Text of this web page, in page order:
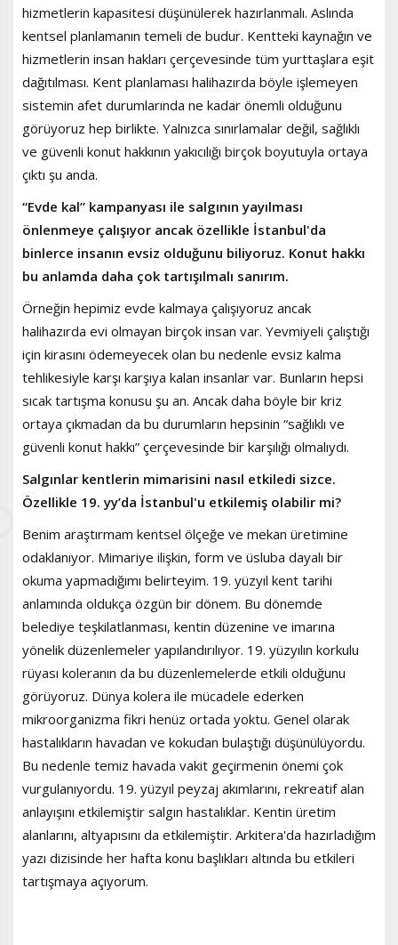
hizmetlerin kapasitesi düşünülerek hazırlanmalı. Aslında
kentsel planlamanın temeli de budur. Kentteki kaynağın ve
hizmetlerin insan hakları çerçevesinde tüm yurttaşlara eşit
dağıtılması. Kent planlaması halihazırda böyle işlemeyen
sistemin afet durumlarında ne kadar önemli olduğunu
görüyoruz hep birlikte. Yalnızca sınırlamalar değil, sağlıklı
ve güvenli konut hakkının yakıcılığı birçok boyutuyla ortaya
çıktı şu anda.
“Evde kal” kampanyası ile salgının yayılması
önlenmeye çalışıyor ancak özellikle İstanbul'da
binlerce insanın evsiz olduğunu biliyoruz. Konut hakkı
bu anlamda daha çok tartışılmalı sanırım.
Örneğin hepimiz evde kalmaya çalışıyoruz ancak
halihazırda evi olmayan birçok insan var. Yevmiyeli çalıştığı
için kirasını ödemeyecek olan bu nedenle evsiz kalma
tehlikesiyle karşı karşıya kalan insanlar var. Bunların hepsi
sıcak tartışma konusu şu an. Ancak daha böyle bir kriz
ortaya çıkmadan da bu durumların hepsinin “sağlıklı ve
güvenli konut hakkı” çerçevesinde bir karşılığı olmalıydı.
Salgınlar kentlerin mimarisini nasıl etkiledi sizce.
Özellikle 19. yy’da İstanbul'u etkilemiş olabilir mi?
Benim araştırmam kentsel ölçeğe ve mekan üretimine
odaklanıyor. Mimariye ilişkin, form ve üsluba dayalı bir
okuma yapmadığımı belirteyim. 19. yüzyıl kent tarihi
anlamında oldukça özgün bir dönem. Bu dönemde
belediye teşkilatlanması, kentin düzenine ve imarına
yönelik düzenlemeler yapılandırılıyor. 19. yüzyılın korkulu
rüyası koleranın da bu düzenlemelerde etkili olduğunu
görüyoruz. Dünya kolera ile mücadele ederken
mikroorganizma fikri henüz ortada yoktu. Genel olarak
hastalıkların havadan ve kokudan bulaştığı düşünülüyordu.
Bu nedenle temiz havada vakit geçirmenin önemi çok
vurgulanıyordu. 19. yüzyıl peyzaj akımlarını, rekreatif alan
anlayışını etkilemiştir salgın hastalıklar. Kentin üretim
alanlarını, altyapısını da etkilemiştir. Arkitera'da hazırladığım
yazı dizisinde her hafta konu başlıkları altında bu etkileri
tartışmaya açıyorum.